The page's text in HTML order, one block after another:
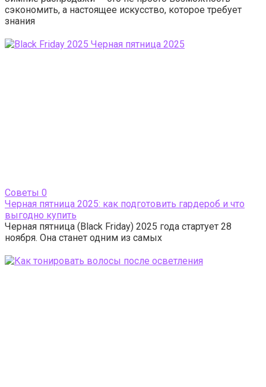
сэкономить, а настоящее искусство, которое требует
знания
Cоветы 0
Черная пятница 2025: как подготовить гардероб и что
выгодно купить
Черная пятница (Black Friday) 2025 года стартует 28
ноября. Она станет одним из самых